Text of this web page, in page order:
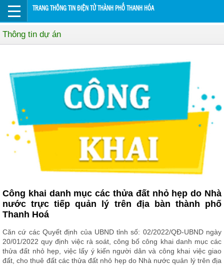
TRANG THÔNG TIN ĐIỆN TỬ THÀNH PHỐ THANH HÓA
Thông tin dự án
Công khai danh mục các thửa đất nhỏ hẹp do Nhà
nước trực tiếp quản lý trên địa bàn thành phố
Thanh Hoá
Căn cứ các Quyết định của UBND tỉnh số: 02/2022/QĐ-UBND ngày
20/01/2022 quy định việc rà soát, công bố công khai danh mục các
thửa đất nhỏ hẹp, việc lấy ý kiến người dân và công khai việc giao
đất, cho thuê đất các thửa đất nhỏ hẹp do Nhà nước quản lý trên địa